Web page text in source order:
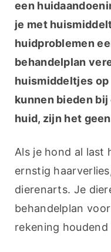
een
je met
huidproblemen
behandelplan
huismiddeltjes
kunnen bieden
huid, zijn het
Als je hond al last
ernstig
dierenarts. Je
behandelplan
rekening